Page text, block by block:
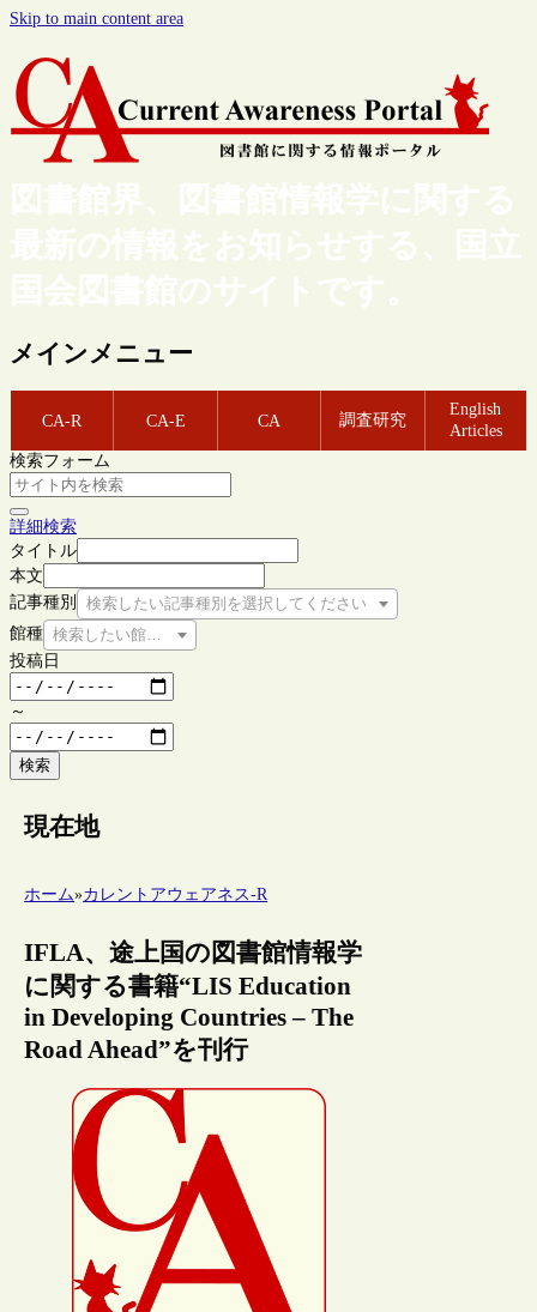
Skip to main content area
図書館界、図書館情報学に関する
最新の情報をお知らせする、国立
国会図書館のサイトです。
メインメニュー
CA-R CA-E CA 調査研究
English
Articles
検索フォーム
詳細検索
タイトル
本文
記事種別
検索したい記事種別を選択してください
館種 検索したい館種を選択してください
投稿日
～
検索
現在地
ホーム»カレントアウェアネス-R
IFLA、途上国の図書館情報学
に関する書籍“LIS Education
in Developing Countries – The
Road Ahead”を刊行